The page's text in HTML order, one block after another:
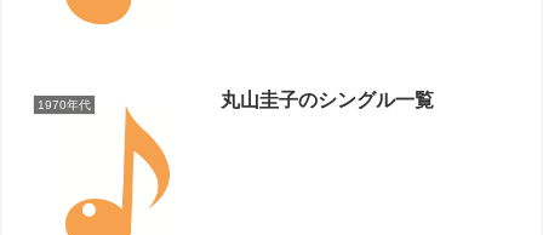
1970年代 丸山圭子のシングル一覧